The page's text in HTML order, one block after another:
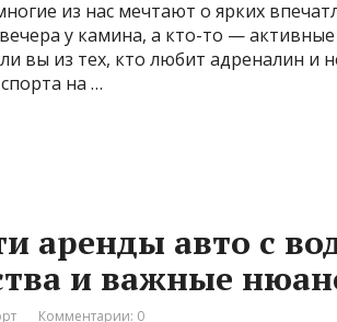
из нас мечтают о ярких
у камина, а кто-то —
вы из тех, кто любит адреналин и
на …
аренды авто с
и важные
Комментарии: 0